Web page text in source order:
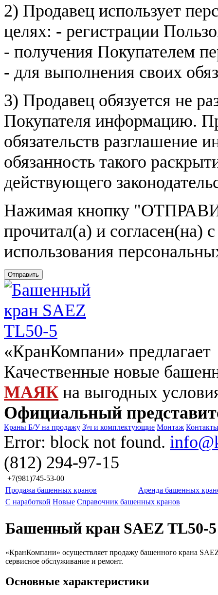
2) Продавец использует
целях: - регистрации
- получения Покупателем
- для выполнения своих
3) Продавец обязуется не
Покупателя информацию.
обязательств разглашение
обязанность такого
действующего
Нажимая кнопку
прочитал(а) и согласен(на)
использования
Отправить
«КранКомпани» предлагает
Качественные новые
МАЯК на выгодных
Официальный
Краны Б/У на продажу З\ч и комплектующие Монтаж Контакты
Error: block not found.
(812) 294-97-15
+7(981)745-53-00
Продажа башенных кранов
Аренда башенных
С наработкой Новые Справочник башенных кранов
Башенный кран SAEZ TL50-5
«КранКомпани» осуществляет продажу башенного крана
сервисное обслуживание и ремонт.
Основные характеристики